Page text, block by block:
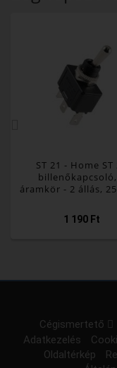
ST 21 - Home ST
billenőkapcsoló,
áramkör - 2 állás,
1 190 Ft
Cégismertető
Adatkezelés
Oldaltérkép